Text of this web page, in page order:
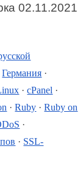
02.11.2021
Германия ·
·cPanel ·
·Ruby ·Ruby on
·
· SSL-